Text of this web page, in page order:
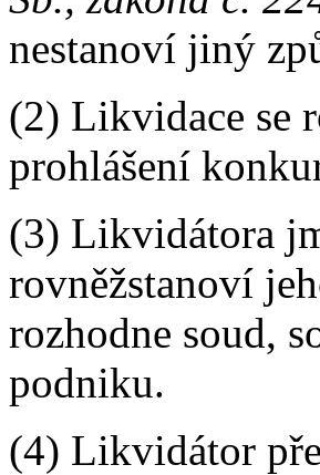
nestanoví jiný
(2) Likvidace se
prohlášení
(3) Likvidátora
rovněžstanoví
rozhodne soud,
podniku.
(4) Likvidátor